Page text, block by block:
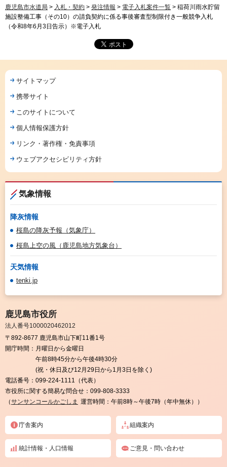
鹿児島市水道局 > 入札・契約 > 発注情報 > 電子入札案件一覧 > 稲荷川雨水貯留
施設整備工事（その10）の請負契約に係る事後審査型制限付き一般競争入札
（令和8年6月3日告示）※電子入札
サイトマップ
携帯サイト
このサイトについて
個人情報保護方針
リンク・著作権・免責事項
ウェブアクセシビリティ方針
気象情報
降灰情報
桜島の降灰予報（気象庁）
桜島上空の風（鹿児島地方気象台）
天気情報
tenki.jp
鹿児島市役所
法人番号1000020462012
〒892-8677 鹿児島市山下町11番1号
開庁時間： 月曜日から金曜日
午前8時45分から午後4時30分
(祝・休日及び12月29日から1月3日を除く)
電話番号： 099-224-1111（代表）
市役所に関する簡易な問合せ： 099-808-3333
（サンサンコールかごしま 運営時間：午前8時～午後7時（年中無休））
庁舎案内 組織案内
統計情報・人口情報 ご意見・問い合わせ